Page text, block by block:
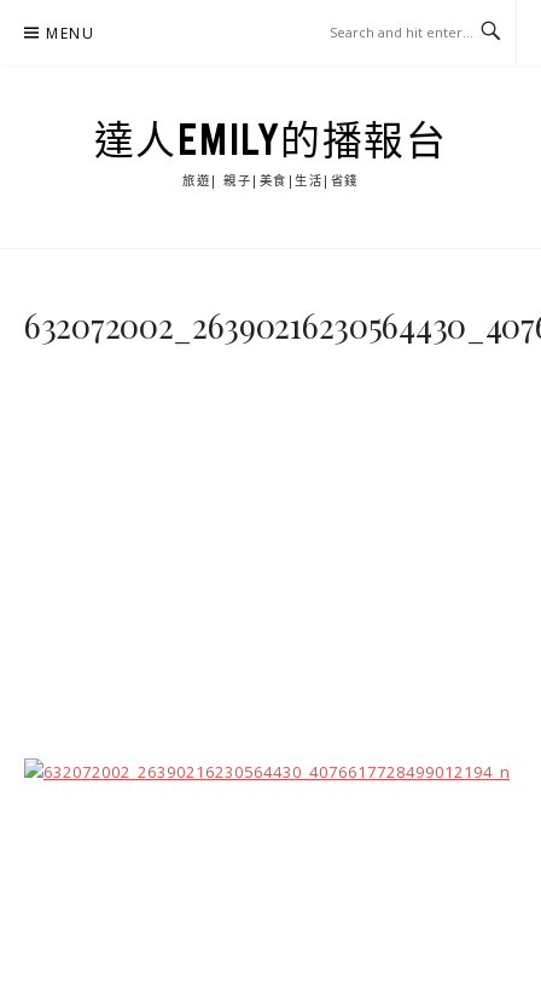
MENU
達人EMILY的播報台
旅遊| 親子|美食|生活|省錢